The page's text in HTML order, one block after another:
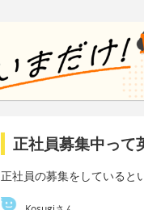
正社員募集中って
正社員の募集をしていると